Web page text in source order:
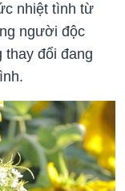
nhiệt tình từ
người độc
thay đổi đang